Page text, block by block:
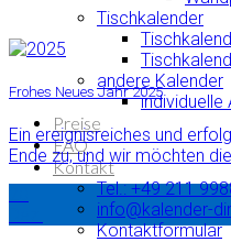
Tischkalender
andere Kalender
individuelle
Preise
FAQ
Kontakt
Tel.: +49 211
info@kalender-
Kontaktformular
Frohes Neues Jahr 2025
Ein ereignisreiches und
Ende zu, und wir möchten